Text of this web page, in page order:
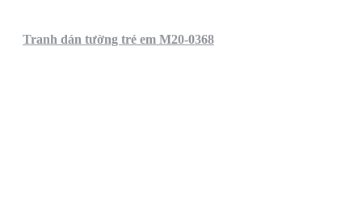
Tranh dán tường trẻ em M20-0368